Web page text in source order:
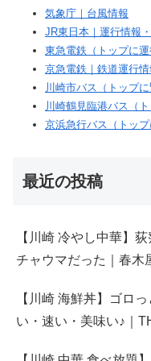
気象庁｜台風情報
JR東日本｜運行情報
東急電鉄（トップに運
京急電鉄｜鉄道運行情
川崎市バス（トップに
川崎鶴見臨港バス（
京浜急行バス（トップ
最近の投稿
【川崎 冷やし中華】
チャウマだった｜春木
【川崎 海鮮丼】ゴロ
い・速い・美味い♪｜